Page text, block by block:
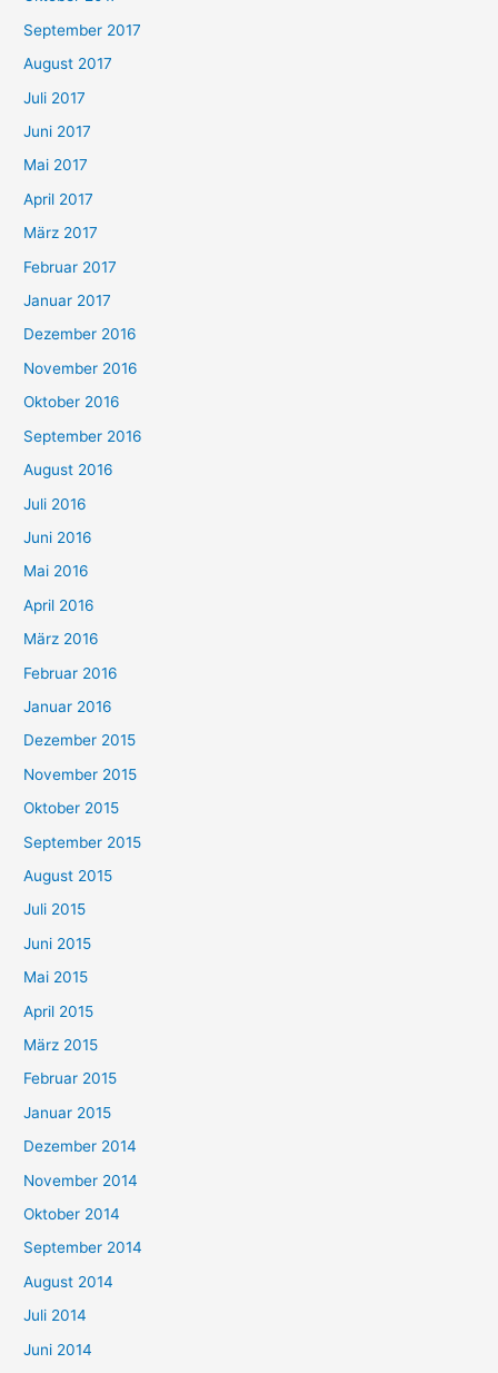
September 2017
August 2017
Juli 2017
Juni 2017
Mai 2017
April 2017
März 2017
Februar 2017
Januar 2017
Dezember 2016
November 2016
Oktober 2016
September 2016
August 2016
Juli 2016
Juni 2016
Mai 2016
April 2016
März 2016
Februar 2016
Januar 2016
Dezember 2015
November 2015
Oktober 2015
September 2015
August 2015
Juli 2015
Juni 2015
Mai 2015
April 2015
März 2015
Februar 2015
Januar 2015
Dezember 2014
November 2014
Oktober 2014
September 2014
August 2014
Juli 2014
Juni 2014